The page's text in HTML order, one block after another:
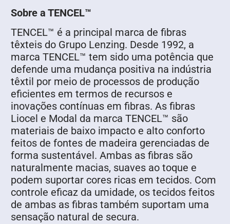
Sobre a TENCEL™
TENCEL™ é a principal marca de fibras
têxteis do Grupo Lenzing. Desde 1992, a
marca TENCEL™ tem sido uma potência que
defende uma mudança positiva na indústria
têxtil por meio de processos de produção
eficientes em termos de recursos e
inovações contínuas em fibras. As fibras
Liocel e Modal da marca TENCEL™ são
materiais de baixo impacto e alto conforto
feitos de fontes de madeira gerenciadas de
forma sustentável. Ambas as fibras são
naturalmente macias, suaves ao toque e
podem suportar cores ricas em tecidos. Com
controle eficaz da umidade, os tecidos feitos
de ambas as fibras também suportam uma
sensação natural de secura.